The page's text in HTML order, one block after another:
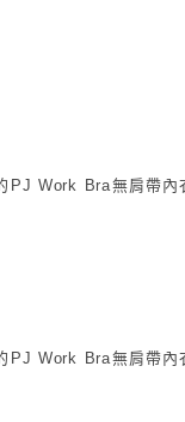
PJ Work Bra無肩帶
PJ Work Bra無肩帶